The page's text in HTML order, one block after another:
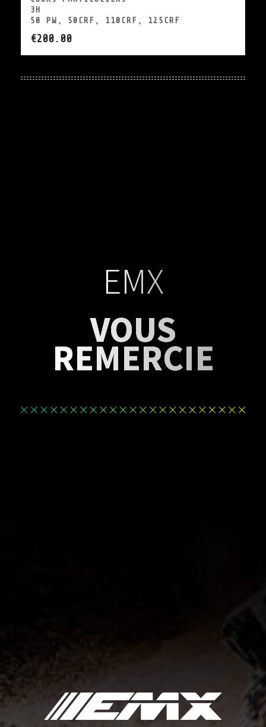
3H
50 PW, 50CRF, 110CRF, 125CRF
€200.00
EMX
VOUS
REMERCIE